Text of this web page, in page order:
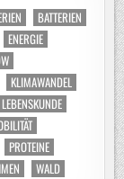
BATTERIEN
ENERGIE
KLIMAWANDEL
LEBENSKUNDE
PROTEINE
WALD